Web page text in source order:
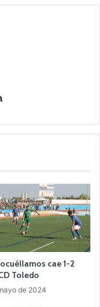
cae 1-2
Toledo
de 2024